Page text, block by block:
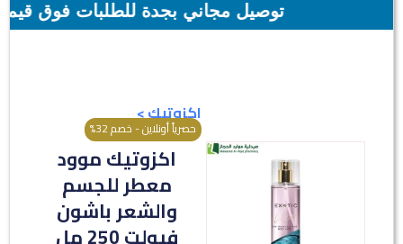
توصيل مجاني بجدة للطلبات فوق قيمه ال ١٠٠ ريال - شحن مجاني لقيمه اكثر من ٢٩٩ ريال
اكزوتيك>
حصرياً أونلاين - خصم 32%
اكزوتيك موود
معطر للجسم
والشعر باشون